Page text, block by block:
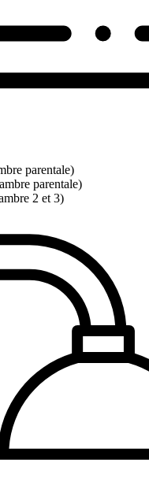
parentale)
parentale)
2 et 3)